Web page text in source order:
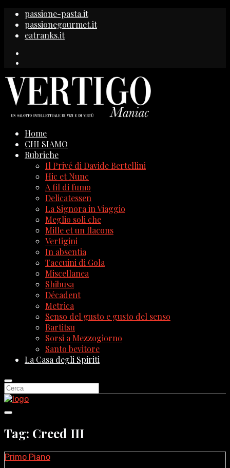
passione-pasta.it
passionegourmet.it
eatranks.it
Home
CHI SIAMO
Rubriche
Il Privé di Davide Bertellini
Hic et Nunc
A fil di fumo
Delicatessen
La Signora in Viaggio
Meglio soli che
Mille et un flacons
Vertigini
In absentia
Taccuini di Gola
Miscellanea
Shibusa
Décadent
Metrica
Senso del gusto e gusto del senso
Bartitsu
Sorsi a Mezzogiorno
Santo bevitore
La Casa degli Spiriti
Tag: Creed III
Primo Piano